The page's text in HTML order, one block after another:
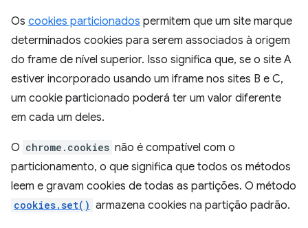
Os cookies particionados permitem que um site marque
determinados cookies para serem associados à origem
do frame de nível superior. Isso significa que, se o site A
estiver incorporado usando um iframe nos sites B e C,
um cookie particionado poderá ter um valor diferente
em cada um deles.
O chrome.cookies não é compatível com o
particionamento, o que significa que todos os métodos
leem e gravam cookies de todas as partições. O método
cookies.set() armazena cookies na partição padrão.